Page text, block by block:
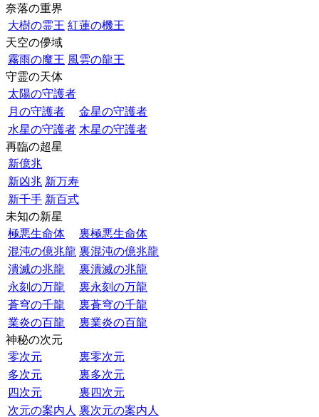
奈落の重界
大樹の霊王 紅蓮の機王
天空の儚域
霧雨の魔王 風雲の龍王
守霊の天体
太陽の守護者
月の守護者
金星の守護者
水星の守護者 木星の守護者
再臨の超星
新億兆
新凶兆 新万寿
新千手 新百式
未知の新星
極悪生命体
裏極悪生命体
混沌の億兆龍 裏混沌の億兆龍
潰滅の兆龍
裏潰滅の兆龍
永刻の万龍
裏永刻の万龍
蒼穹の千龍
裏蒼穹の千龍
業炎の百龍
裏業炎の百龍
神秘の次元
零次元
裏零次元
多次元
裏多次元
四次元
裏四次元
次元の案内人 裏次元の案内人